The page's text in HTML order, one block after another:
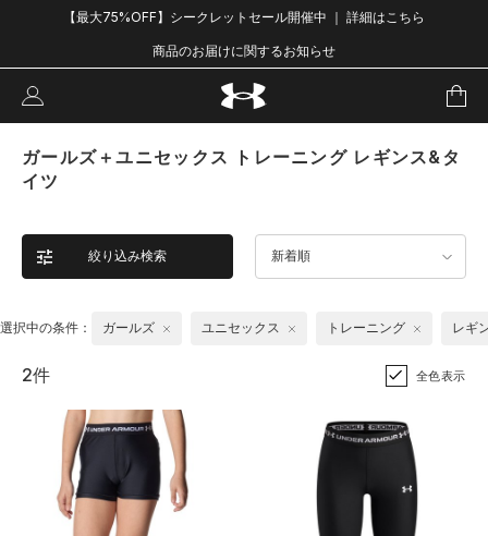
【最大75%OFF】シークレットセール開催中 ｜ 詳細はこちら
商品のお届けに関するお知らせ
ガールズ＋ユニセックス トレーニング レギンス&タ
イツ
絞り込み検索 新着順
選択中の条件： ガールズ ユニセックス トレーニング レギ
2件 全色表示